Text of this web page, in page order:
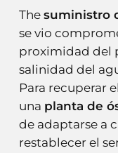
The suministro
se vio
proximidad del
salinidad del
Para recuperar
una planta de
de adaptarse a
restablecer el